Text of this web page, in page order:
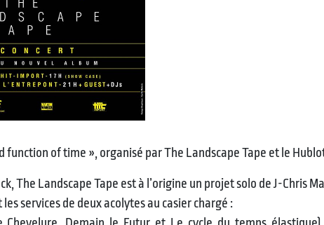
function of time », organisé par The Landscape Tape et le
The Landscape Tape est à l’origine un projet solo de J-Chris
services de deux acolytes au casier chargé :